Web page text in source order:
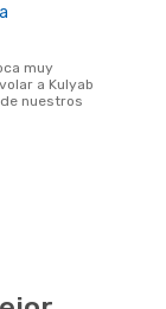
a Kulyab
nuestros